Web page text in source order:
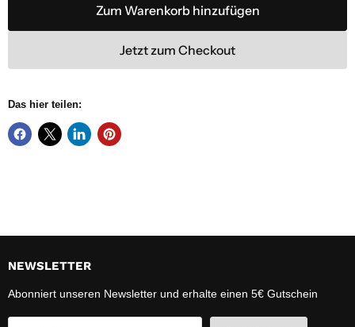
Zum Warenkorb hinzufügen
Jetzt zum Checkout
Das hier teilen:
NEWSLETTER
Abonniert unseren Newsletter und erhalte einen 5€ Gutschein